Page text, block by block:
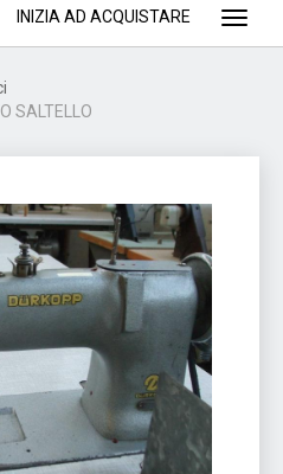
INIZIA AD ACQUISTARE
SALTELLO